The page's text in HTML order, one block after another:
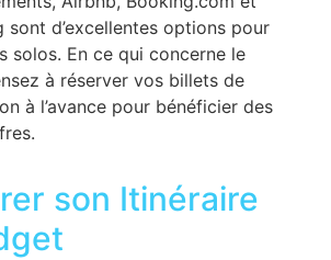
sont d’excellentes options pour
solos. En ce qui concerne le
à réserver vos billets de
à l’avance pour bénéficier des
son Itinéraire